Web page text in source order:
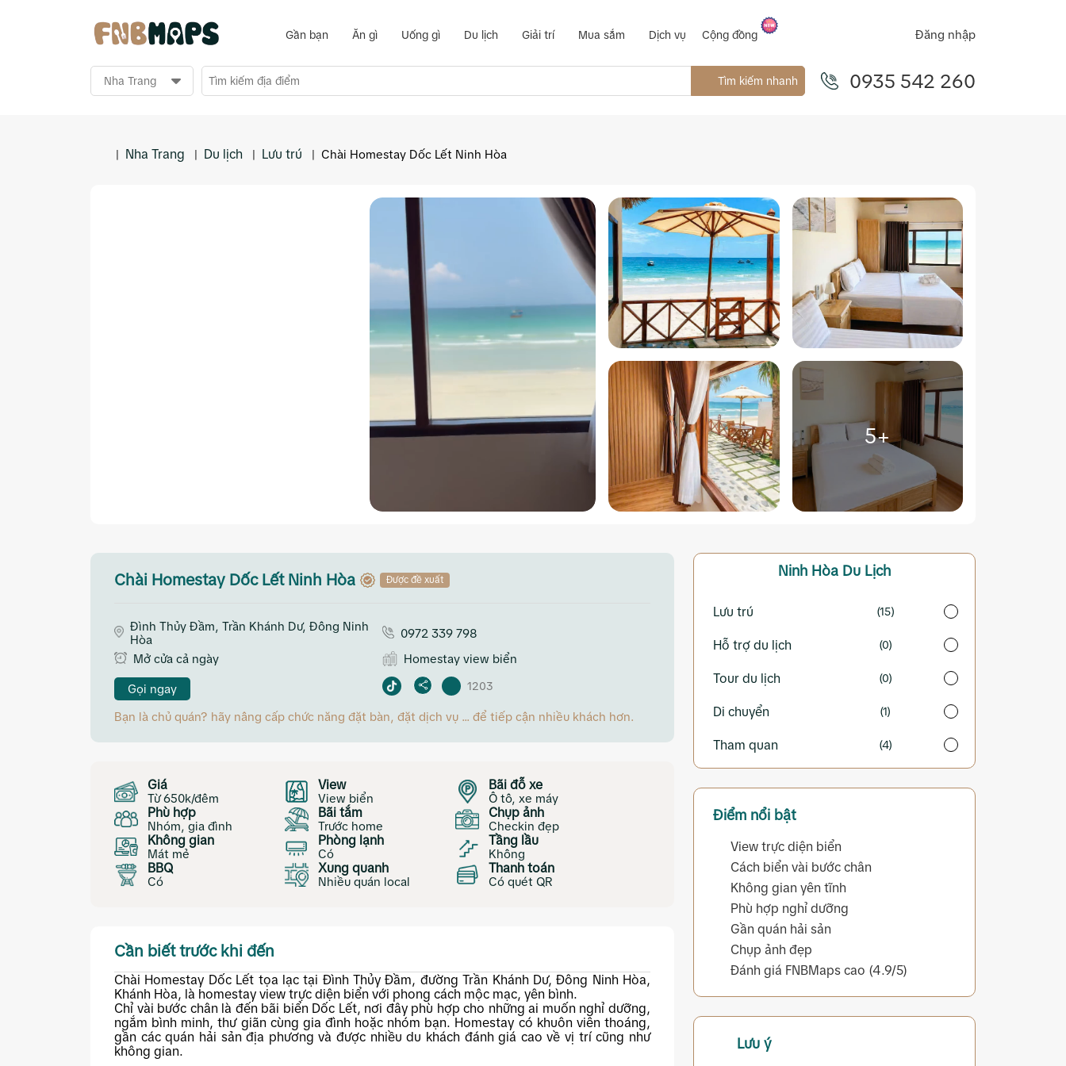
Gần bạn Ăn gì Uống gì Du lịch Giải trí Mua sắm Dịch vụ Cộng đồng Đăng nhập
Tìm kiếm nhanh 0935 542 260
| Nha Trang | Du lịch | Lưu trú | Chài Homestay Dốc Lết Ninh Hòa
5+
Chài Homestay Dốc Lết Ninh Hòa Được đề xuất
Đình Thủy Đầm, Trần Khánh Dư, Đông Ninh
Hòa
0972 339 798
Mở cửa cả ngày
Homestay view biển
Gọi ngay 1203
Bạn là chủ quán? hãy nâng cấp chức năng đặt bàn, đặt dịch vụ ... để tiếp cận nhiều khách hơn.
Giá
Từ 650k/đêm
View
View biển
Bãi đỗ xe
Ô tô, xe máy
Phù hợp
Nhóm, gia đình
Bãi tắm
Trước home
Chụp ảnh
Checkin đẹp
Không gian
Mát mẻ
Phòng lạnh
Có
Tầng lầu
Không
BBQ
Có
Xung quanh
Nhiều quán local
Thanh toán
Có quét QR
Cần biết trước khi đến
Chài Homestay Dốc Lết tọa lạc tại Đình Thủy Đầm, đường Trần Khánh Dư, Đông Ninh Hòa,
Khánh Hòa, là homestay view trực diện biển với phong cách mộc mạc, yên bình.
Chỉ vài bước chân là đến bãi biển Dốc Lết, nơi đây phù hợp cho những ai muốn nghỉ dưỡng,
ngắm bình minh, thư giãn cùng gia đình hoặc nhóm bạn. Homestay có khuôn viên thoáng,
gần các quán hải sản địa phương và được nhiều du khách đánh giá cao về vị trí cũng như
không gian.
Ninh Hòa Du Lịch
Lưu trú (15)
Hỗ trợ du lịch (0)
Tour du lịch (0)
Di chuyển (1)
Tham quan (4)
Điểm nổi bật
View trực diện biển
Cách biển vài bước chân
Không gian yên tĩnh
Phù hợp nghỉ dưỡng
Gần quán hải sản
Chụp ảnh đẹp
Đánh giá FNBMaps cao (4.9/5)
Lưu ý